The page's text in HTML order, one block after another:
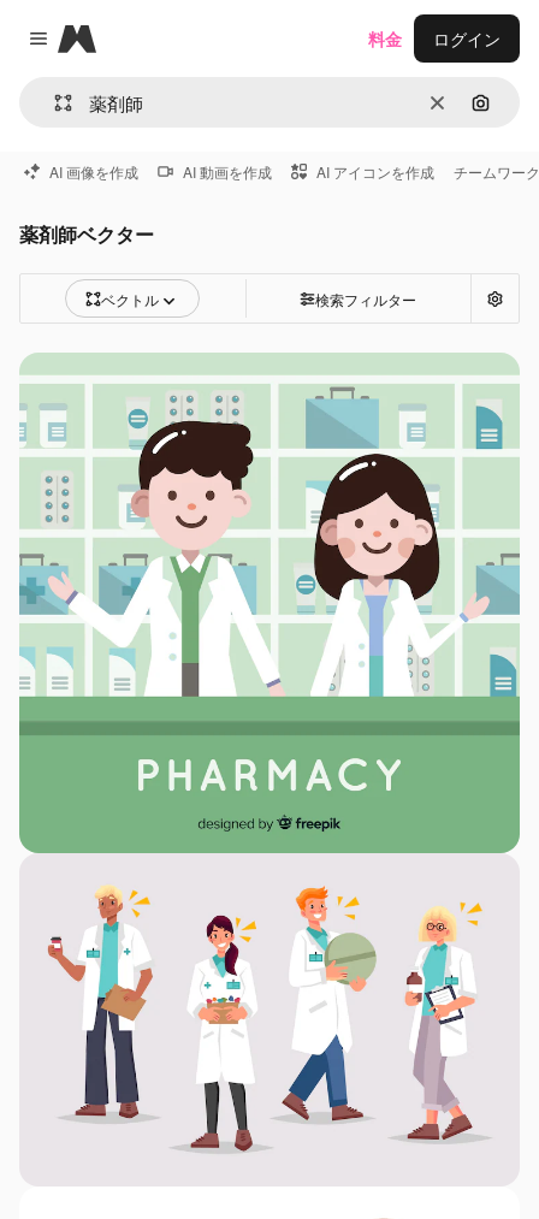
Close menu
Magnific
消去 画像で
料金 ログイン
AI 画像を作成 AI 動画を作成 AI アイコンを作成 チームワーク
薬剤師ベクター
ベクトル 検索フィルター